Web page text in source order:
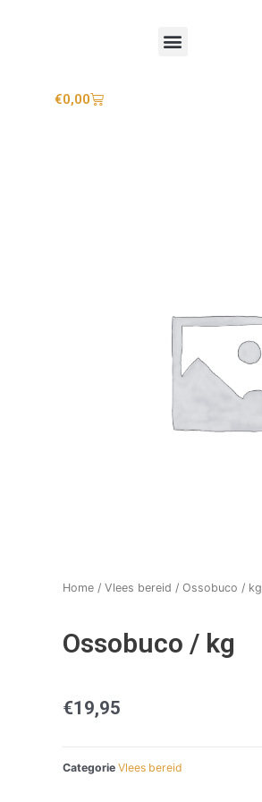
€0,00
Home / Vlees bereid / Ossobuco / kg
Ossobuco / kg
€19,95
Categorie Vlees bereid